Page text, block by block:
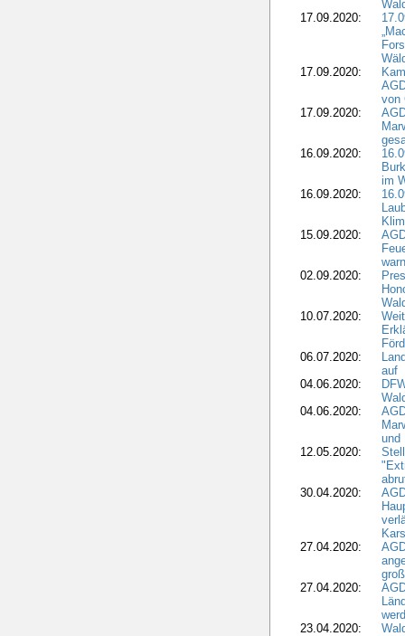
17.09.2020:
17.09.2020:
von
17.09.2020:
16.09.2020:
im
16.09.2020:
15.09.2020:
02.09.2020:
10.07.2020:
06.07.2020:
auf
04.06.2020:
04.06.2020:
und
12.05.2020:
30.04.2020:
27.04.2020:
27.04.2020:
23.04.2020: